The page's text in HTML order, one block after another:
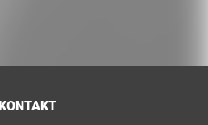
KONTAKT